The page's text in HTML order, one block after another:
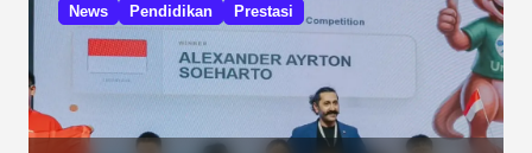
News Pendidikan Prestasi